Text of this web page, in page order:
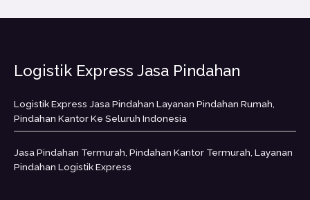
Logistik Express Jasa Pindahan
Logistik Express Jasa Pindahan Layanan Pindahan Rumah,
Pindahan Kantor Ke Seluruh Indonesia
Jasa Pindahan Termurah, Pindahan Kantor Termurah, Layanan
Pindahan Logistik Express